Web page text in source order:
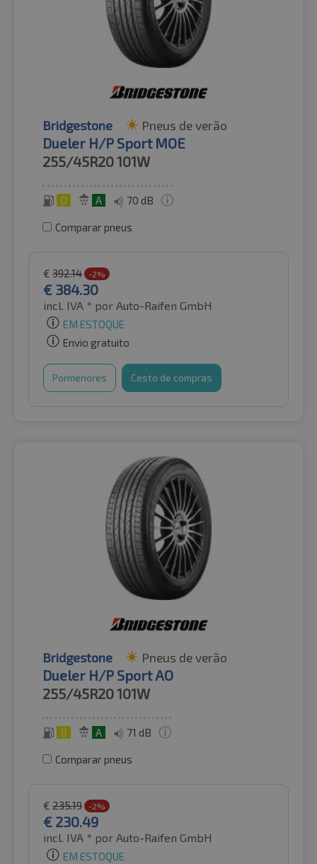
Bridgestone Pneus de verão
Dueler H/P Sport MOE
255/45R20101W
D A 70 dB
Comparar pneus
€ 392.14 -2%
€ 384.30
incl. IVA * por Auto-Raifen GmbH
EM ESTOQUE
Envio gratuito
Pormenores Cesto de compras
Bridgestone Pneus de verão
Dueler H/P Sport AO
255/45R20101W
D A 71 dB
Comparar pneus
€ 235.19 -2%
€ 230.49
incl. IVA * por Auto-Raifen GmbH
EM ESTOQUE